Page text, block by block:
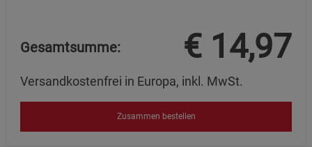
Gesamtsumme: € 14,97
Versandkostenfrei in Europa, inkl. MwSt.
Zusammen bestellen